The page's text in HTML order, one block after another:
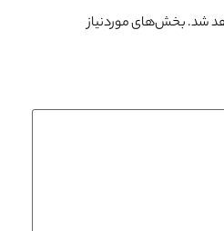
شد.بخش‌های موردنیاز